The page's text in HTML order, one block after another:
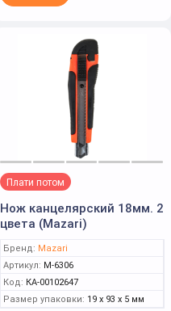
Плати потом
Нож канцелярский 18мм. 2
цвета (Mazari)
Бренд: Mazari
Артикул: M-6306
Код: КА-00102647
Размер упаковки: 19 x 93 x 5 мм